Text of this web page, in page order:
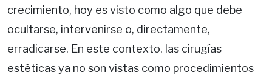
crecimiento, hoy es visto como algo que debe
ocultarse, intervenirse o, directamente,
erradicarse. En este contexto, las cirugías
estéticas ya no son vistas como procedimientos